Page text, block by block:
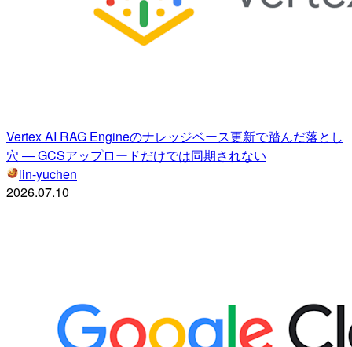
Vertex AI RAG Engineのナレッジベース更新で踏んだ落とし
穴 ― GCSアップロードだけでは同期されない
lin-yuchen
2026.07.10